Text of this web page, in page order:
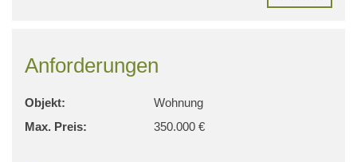
Anforderungen
Objekt:
Wohnung
Max. Preis:
350.000 €